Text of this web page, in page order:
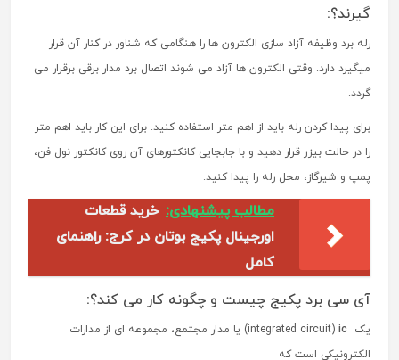
گیرند؟:
رله برد وظیفه آزاد سازی الکترون ها را هنگامی که شناور در کنار آن قرار
میگیرد دارد. وقتی الکترون ها آزاد می شوند اتصال برد مدار برقی برقرار می
گردد.
برای پیدا کردن رله باید از اهم متر استفاده کنید. برای این کار باید اهم متر
را در حالت بیزر قرار دهید و با جابجایی کانکتورهای آن روی کانکتور نول فن،
پمپ و شیرگاز، محل رله را پیدا کنید.
مطالب پیشنهادی: خرید قطعات
اورجینال پکیج بوتان در کرج: راهنمای
کامل
آی سی برد پکیج چیست و چگونه کار می کند؟:
یک integrated circuit) ic
) یا مدار مجتمع، مجموعه ای از مدارات
الکترونیکی است که